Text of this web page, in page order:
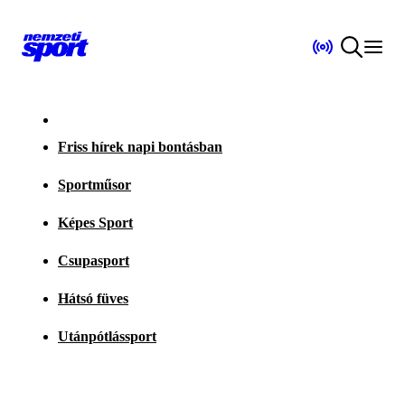
Friss hírek napi bontásban
Sportműsor
Képes Sport
Csupasport
Hátsó füves
Utánpótlássport